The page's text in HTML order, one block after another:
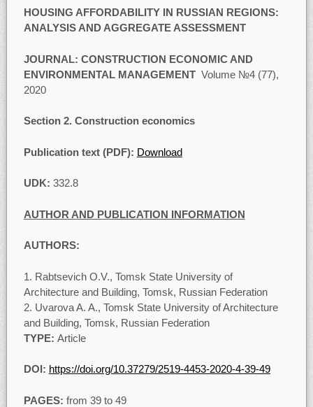
HOUSING AFFORDABILITY IN RUSSIAN REGIONS:
ANALYSIS AND AGGREGATE ASSESSMENT
JOURNAL: CONSTRUCTION ECONOMIC AND
ENVIRONMENTAL MANAGEMENT Volume №4 (77),
2020
Section 2. Construction economics
Publication text (PDF): Download
UDK: 332.8
AUTHOR AND PUBLICATION INFORMATION
AUTHORS:
Rabtsevich O.V., Tomsk State University of
Architecture and Building, Tomsk, Russian Federation
Uvarova A. A., Tomsk State University of Architecture
and Building, Tomsk, Russian Federation
TYPE: Article
DOI: https://doi.org/10.37279/2519-4453-2020-4-39-49
PAGES: from 39 to 49